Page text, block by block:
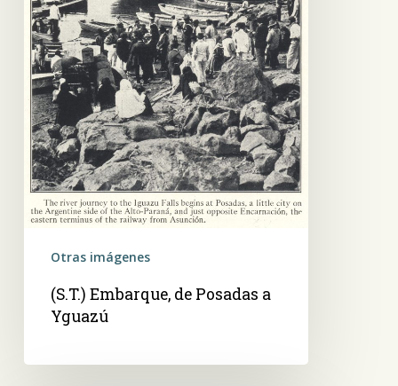
Otras imágenes
(S.T.) Embarque, de Posadas a
Yguazú